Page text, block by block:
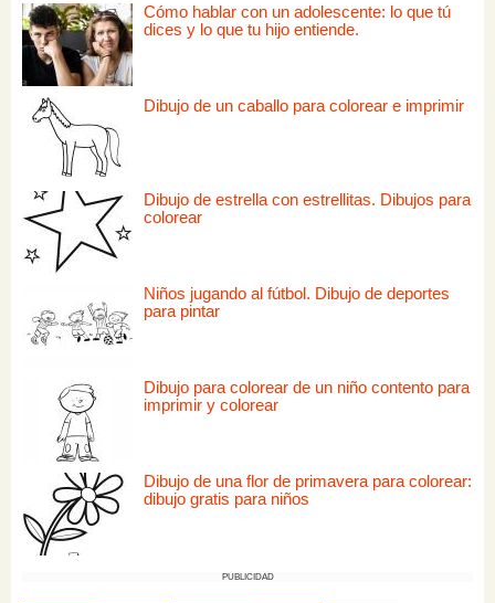
Cómo hablar con un adolescente: lo que tú
dices y lo que tu hijo entiende.
Dibujo de un caballo para colorear e imprimir
Dibujo de estrella con estrellitas. Dibujos para
colorear
Niños jugando al fútbol. Dibujo de deportes
para pintar
Dibujo para colorear de un niño contento para
imprimir y colorear
Dibujo de una flor de primavera para colorear:
dibujo gratis para niños
PUBLICIDAD